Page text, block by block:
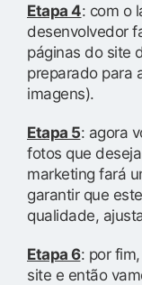
Etapa 4: com o
desenvolvedor
páginas do site
preparado para
imagens).
Etapa 5: agora
fotos que
marketing fará
garantir que
qualidade,
Etapa 6: por
site e então